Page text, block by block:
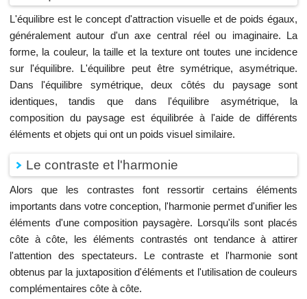
L'équilibre est le concept d'attraction visuelle et de poids égaux,
généralement autour d'un axe central réel ou imaginaire. La
forme, la couleur, la taille et la texture ont toutes une incidence
sur l'équilibre. L'équilibre peut être symétrique, asymétrique.
Dans l'équilibre symétrique, deux côtés du paysage sont
identiques, tandis que dans l'équilibre asymétrique, la
composition du paysage est équilibrée à l'aide de différents
éléments et objets qui ont un poids visuel similaire.
Le contraste et l'harmonie
Alors que les contrastes font ressortir certains éléments
importants dans votre conception, l'harmonie permet d'unifier les
éléments d'une composition paysagère. Lorsqu'ils sont placés
côte à côte, les éléments contrastés ont tendance à attirer
l'attention des spectateurs. Le contraste et l'harmonie sont
obtenus par la juxtaposition d'éléments et l'utilisation de couleurs
complémentaires côte à côte.